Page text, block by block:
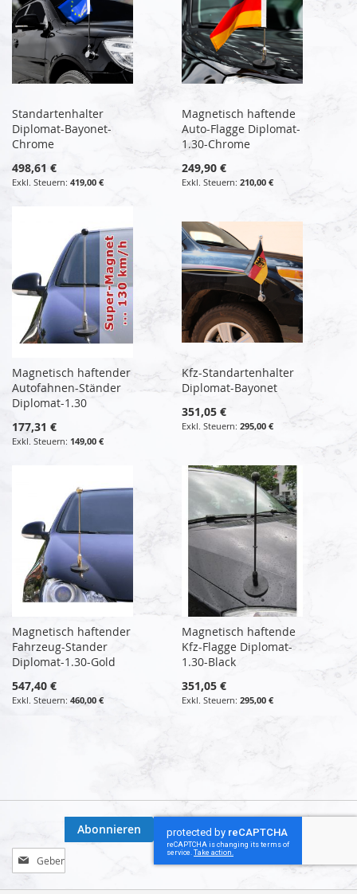
Standartenhalter
Diplomat-Bayonet-
Chrome
498,61 €
419,00 €
Magnetisch haftende
Auto-Flagge Diplomat-
1.30-Chrome
249,90 €
210,00 €
Magnetisch haftender
Autofahnen-Ständer
Diplomat-1.30
177,31 €
149,00 €
Kfz-Standartenhalter
Diplomat-Bayonet
351,05 €
295,00 €
Magnetisch haftender
Fahrzeug-Stander
Diplomat-1.30-Gold
547,40 €
460,00 €
Magnetisch haftende
Kfz-Flagge Diplomat-
1.30-Black
351,05 €
295,00 €
Melden
Sie
sich
Abonnieren